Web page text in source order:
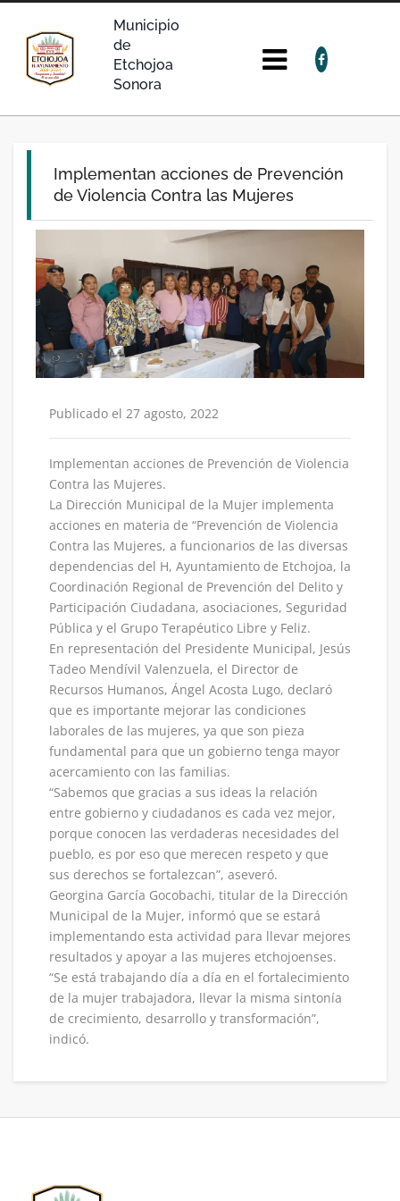
Municipio
de
Etchojoa
Sonora
Implementan acciones de Prevención
de Violencia Contra las Mujeres
Publicado el 27 agosto, 2022
Implementan acciones de Prevención de Violencia
Contra las Mujeres.
La Dirección Municipal de la Mujer implementa
acciones en materia de “Prevención de Violencia
Contra las Mujeres, a funcionarios de las diversas
dependencias del H, Ayuntamiento de Etchojoa, la
Coordinación Regional de Prevención del Delito y
Participación Ciudadana, asociaciones, Seguridad
Pública y el Grupo Terapéutico Libre y Feliz.
En representación del Presidente Municipal, Jesús
Tadeo Mendívil Valenzuela, el Director de
Recursos Humanos, Ángel Acosta Lugo, declaró
que es importante mejorar las condiciones
laborales de las mujeres, ya que son pieza
fundamental para que un gobierno tenga mayor
acercamiento con las familias.
“Sabemos que gracias a sus ideas la relación
entre gobierno y ciudadanos es cada vez mejor,
porque conocen las verdaderas necesidades del
pueblo, es por eso que merecen respeto y que
sus derechos se fortalezcan”, aseveró.
Georgina García Gocobachi, titular de la Dirección
Municipal de la Mujer, informó que se estará
implementando esta actividad para llevar mejores
resultados y apoyar a las mujeres etchojoenses.
“Se está trabajando día a día en el fortalecimiento
de la mujer trabajadora, llevar la misma sintonía
de crecimiento, desarrollo y transformación”,
indicó.